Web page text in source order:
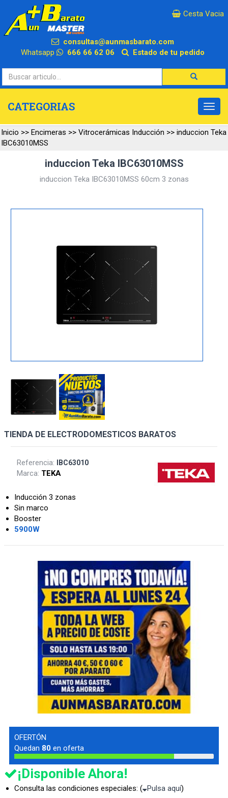
×
Cesta Vacia
consultas@aunmasbarato.com
Whatsapp
666 66 62 06 Estado de tu pedido
CATEGORIAS
Inicio >> Encimeras >> Vitrocerámicas Inducción >> induccion Teka
IBC63010MSS
induccion Teka IBC63010MSS
induccion Teka IBC63010MSS 60cm 3 zonas
TIENDA DE ELECTRODOMESTICOS BARATOS
Referencia: IBC63010
Marca: TEKA
Inducción 3 zonas
Sin marco
Booster
5900W
OFERTÓN
Quedan 80 en oferta
¡Disponible Ahora!
Consulta las condiciones especiales: ( Pulsa aquí)